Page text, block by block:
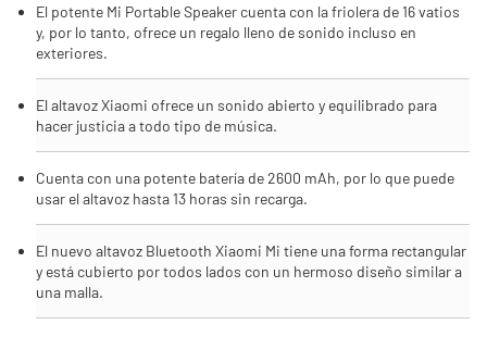
El potente Mi Portable Speaker cuenta con la friolera de 16 vatios
y, por lo tanto, ofrece un regalo lleno de sonido incluso en
exteriores.
El altavoz Xiaomi ofrece un sonido abierto y equilibrado para
hacer justicia a todo tipo de música.
Cuenta con una potente batería de 2600 mAh, por lo que puede
usar el altavoz hasta 13 horas sin recarga.
El nuevo altavoz Bluetooth Xiaomi Mi tiene una forma rectangular
y está cubierto por todos lados con un hermoso diseño similar a
una malla.